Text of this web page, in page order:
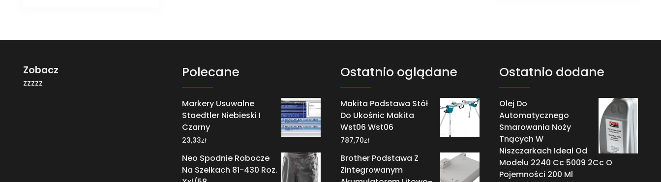
Zobacz
zzzzz
Polecane
Markery Usuwalne
Staedtler Niebieski I
Czarny
23,33zł
Neo Spodnie Robocze
Na Szelkach 81-430 Roz.
Ostatnio oglądane
Makita Podstawa Stół
Do Ukośnic Makita
Wst06 Wst06
787,70zł
Brother Podstawa Z
Zintegrowanym
Ostatnio dodane
Olej Do
Automatycznego
Smarowania Noży
Tnących W
Niszczarkach Ideal Od
Modelu 2240 Cc 5009 2Cc O
Pojemności 200 Ml